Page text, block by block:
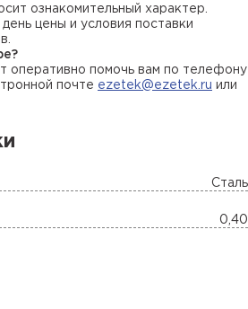
ознакомительный характер.
цены и условия поставки
оперативно помочь вам по телефону
почте ezetek@ezetek.ru или
Сталь
0,40